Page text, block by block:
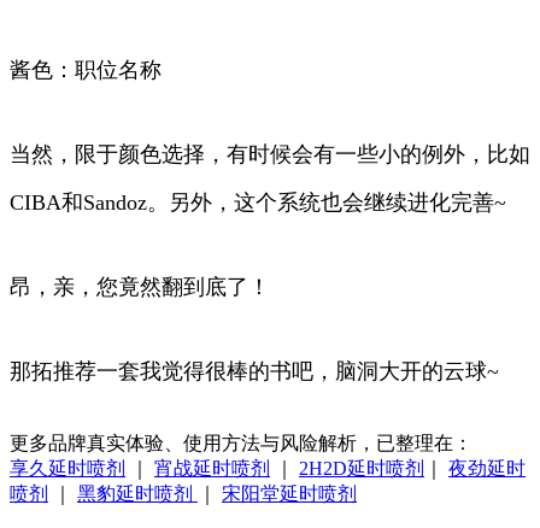
酱色：职位名称
当然，限于颜色选择，有时候会有一些小的例外，比如
CIBA和Sandoz。另外，这个系统也会继续进化完善~
昂，亲，您竟然翻到底了！
那拓推荐一套我觉得很棒的书吧，脑洞大开的云球~
更多品牌真实体验、使用方法与风险解析，已整理在：
享久延时喷剂
宵战延时喷剂 2H2D延时喷剂
夜劲延时
喷剂
黑豹延时喷剂 宋阳堂延时喷剂